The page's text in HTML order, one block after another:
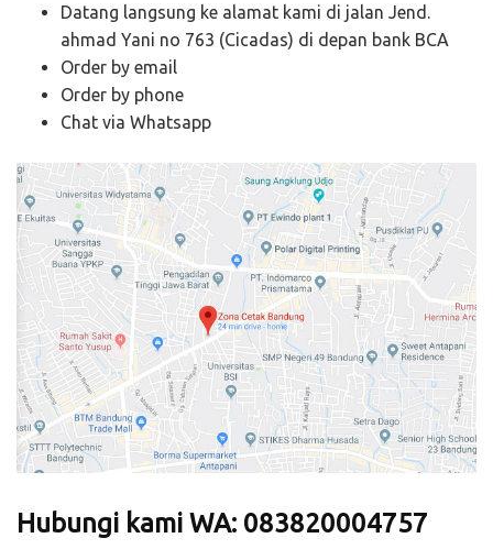
Datang langsung ke alamat kami di jalan Jend.
ahmad Yani no 763 (Cicadas) di depan bank BCA
Order by email
Order by phone
Chat via Whatsapp
Hubungi kami WA: 083820004757